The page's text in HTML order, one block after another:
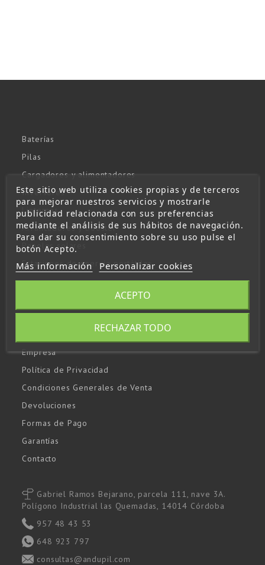
Baterías
Pilas
Cargadores y alimentadores
Inversores
Linternas
Arrancadores y booster
Paneles solares
Estaciones de energía portátiles
Aviso Legal
Política de Cookies
Empresa
Política de Privacidad
Condiciones Generales de Venta
Devoluciones
Formas de Pago
Garantías
Contacto
Gabriel Ramos Bejarano, parcela 111, nave 3A.
Polígono Industrial las Quemadas, 14014 Córdoba
957 48 43 53
648 923 797
consultas@andupil.com
Este sitio web utiliza cookies propias y de terceros
para mejorar nuestros servicios y mostrarle
publicidad relacionada con sus preferencias
mediante el análisis de sus hábitos de navegación.
Para dar su consentimiento sobre su uso pulse el
botón Acepto.
Más información Personalizar cookies
RECHAZAR TODO
ACEPTO